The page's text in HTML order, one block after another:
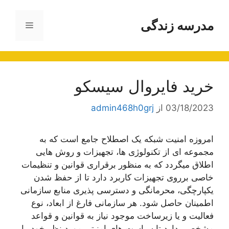
محتوامدرسه زندگی فهرست
خرید فایروال سیسکو
03/18/2023 از admin468h0grj
امروزه امنیت شبکه یک اصطلاح جامع است که به
مجموعه ای از تکنولوژی ها، تجهیزات و روش هایی
اطلاق میگردد که به منظور برقراری قوانین و تنظیمات
خاصی برروی تجهیزات کاربرد دارد تا از حفظ شدن
یکپارچگی، محرمانگی و دسترسی پذیری منابع سازمانی
اطمینان حاصل شود. هر سازمانی فارغ از ابعاد، نوع
فعالیت و یا زیرساخت موجود نیاز به قوانین و قواعد